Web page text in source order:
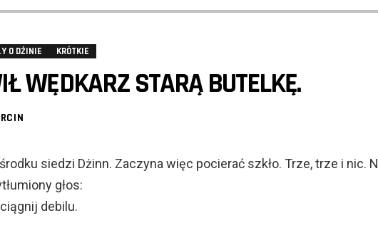
O DŻINIE KRÓTKIE
WĘDKARZ STARĄ BUTELKĘ.
siedzi Dżinn. Zaczyna więc pocierać szkło. Trze, trze i nic.
głos:
debilu.